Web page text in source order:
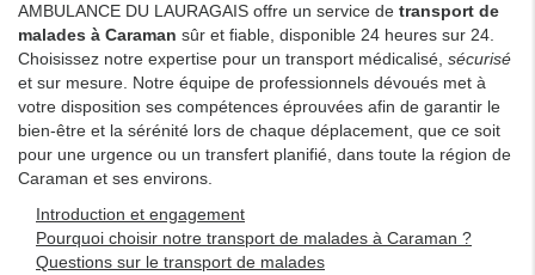
AMBULANCE DU LAURAGAIS offre un service de transport de
malades à Caraman sûr et fiable, disponible 24 heures sur 24.
Choisissez notre expertise pour un transport médicalisé, sécurisé
et sur mesure. Notre équipe de professionnels dévoués met à
votre disposition ses compétences éprouvées afin de garantir le
bien-être et la sérénité lors de chaque déplacement, que ce soit
pour une urgence ou un transfert planifié, dans toute la région de
Caraman et ses environs.
Introduction et engagement
Pourquoi choisir notre transport de malades à Caraman ?
Questions sur le transport de malades